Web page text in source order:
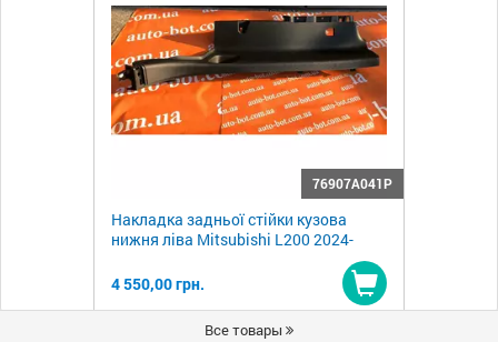
76907A041P
Накладка задньої стійки кузова
нижня ліва Mitsubishi L200 2024-
4 550,00 грн.
Купити
Все товары